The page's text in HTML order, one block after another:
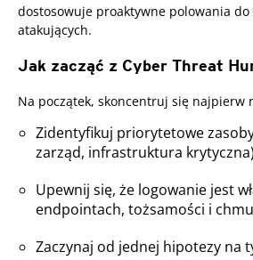
dostosowuje proaktywne polowania
atakujących.
Jak zacząć z Cyber Threat
Na początek, skoncentruj się najpierw
Zidentyfikuj priorytetowe
zarząd, infrastruktura krytyczna)
Upewnij się, że logowanie jest
endpointach, tożsamości i
Zaczynaj od jednej hipotezy na